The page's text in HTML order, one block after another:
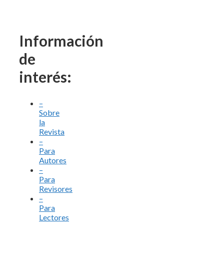
Información
de
interés:
–
Sobre
la
Revista
–
Para
Autores
–
Para
Revisores
–
Para
Lectores